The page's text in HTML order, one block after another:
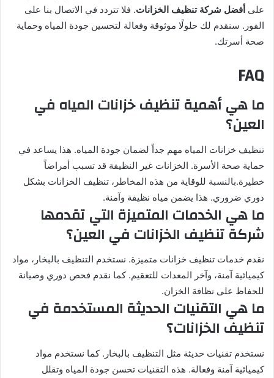
على أفضل شركة تنظيف الخزانات. فلا تتردد في الاتصال بنا على
الفور. سنقدم لك حلولًا موثوقة وفعالة لتحسين جودة المياه وحماية
صحة أسرتك.
FAQ
ما هي أهمية تنظيف خزانات المياه في
العين؟
تنظيف خزانات المياه مهم جداً لضمان جودة المياه. هذا يساعد في
حماية صحة الأسرة. الخزانات غير النظيفة قد تسبب أمراضاً
خطيرة.بالنسبة للوقاية من هذه المخاطر، تنظيف الخزانات بشكل
دوري ضروري. هذا يضمن مياه نظيفة وآمنة.
ما هي الخدمات المتميزة التي تقدمها
شركة تنظيف الخزانات في العين؟
نقدم خدمات تنظيف خزانات متميزة. نستخدم التنظيف بالبخار، مواد
كيميائية آمنة، وآخر المعدات للتعقيم. كما نقدم فحص دوري وصيانة
للحفاظ على نظافة الخزان.
ما هي التقنيات الحديثة المستخدمة في
تنظيف الخزانات؟
نستخدم تقنيات حديثة مثل التنظيف بالبخار. كما نستخدم مواد
كيميائية آمنة وفعالة. هذه التقنيات تحسن جودة المياه وتقلل